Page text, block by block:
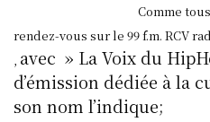
Comme
rendez-vous sur le 99 f.m. RCV
, avec » La Voix du
d’émission dédiée à la
son nom l’indique;